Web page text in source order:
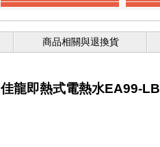
佳龍即熱式電熱水EA99-LB
商品相關與退換貨